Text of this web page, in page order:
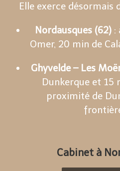
Elle exerce désormais
Nordausques (62):
Omer, 20 min de
Ghyvelde – Les
Dunkerque et 15
proximité de
Cabinet à